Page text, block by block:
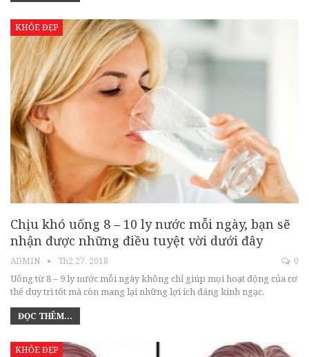
KHỎE ĐẸP
Chịu khó uống 8 – 10 ly nước mỗi ngày, bạn sẽ
nhận được những điều tuyệt vời dưới đây
ADMIN Th2 27, 2018 0
Uống từ 8 – 9 ly nước mỗi ngày không chỉ giúp mọi hoạt động của cơ
thể duy trì tốt mà còn mang lại những lợi ích đáng kinh ngạc.
ĐỌC THÊM...
KHỎE ĐẸP